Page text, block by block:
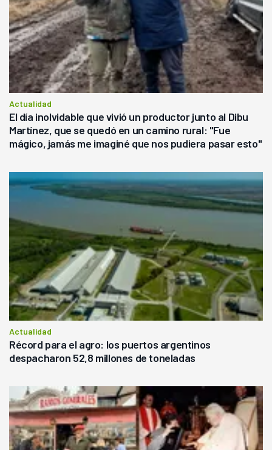
Actualidad
El día inolvidable que vivió un productor junto al Dibu
Martínez, que se quedó en un camino rural: "Fue
mágico, jamás me imaginé que nos pudiera pasar esto"
Actualidad
Récord para el agro: los puertos argentinos
despacharon 52,8 millones de toneladas